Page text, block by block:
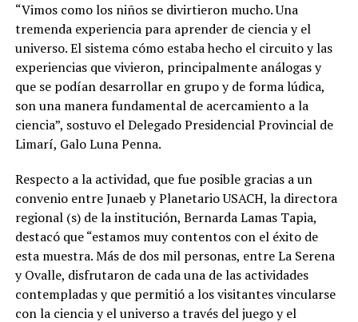
“Vimos como los niños se divirtieron mucho. Una
tremenda experiencia para aprender de ciencia y el
universo. El sistema cómo estaba hecho el circuito y las
experiencias que vivieron, principalmente análogas y
que se podían desarrollar en grupo y de forma lúdica,
son una manera fundamental de acercamiento a la
ciencia”, sostuvo el Delegado Presidencial Provincial de
Limarí, Galo Luna Penna.
Respecto a la actividad, que fue posible gracias a un
convenio entre Junaeb y Planetario USACH, la directora
regional (s) de la institución, Bernarda Lamas Tapia,
destacó que “estamos muy contentos con el éxito de
esta muestra. Más de dos mil personas, entre La Serena
y Ovalle, disfrutaron de cada una de las actividades
contempladas y que permitió a los visitantes vincularse
con la ciencia y el universo a través del juego y el